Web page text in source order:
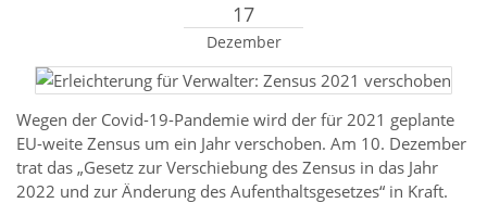
17
Dezember
Wegen der Covid-19-Pandemie wird der für 2021 geplante
EU-weite Zensus um ein Jahr verschoben. Am 10. Dezember
trat das „Gesetz zur Verschiebung des Zensus in das Jahr
2022 und zur Änderung des Aufenthaltsgesetzes“ in Kraft.